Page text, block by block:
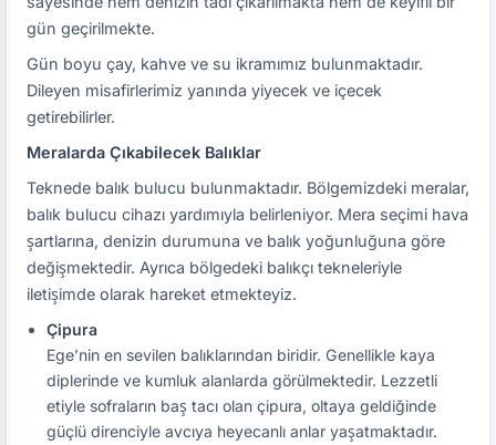
gün geçirilmekte.
Gün boyu çay, kahve ve su ikramımız bulunmaktadır.
Dileyen misafirlerimiz yanında yiyecek ve içecek
getirebilirler.
Meralarda Çıkabilecek Balıklar
Teknede balık bulucu bulunmaktadır. Bölgemizdeki meralar,
balık bulucu cihazı yardımıyla belirleniyor. Mera seçimi hava
şartlarına, denizin durumuna ve balık yoğunluğuna göre
değişmektedir. Ayrıca bölgedeki balıkçı tekneleriyle
iletişimde olarak hareket etmekteyiz.
Çipura
Ege’nin en sevilen balıklarından biridir. Genellikle kaya
diplerinde ve kumluk alanlarda görülmektedir. Lezzetli
etiyle sofraların baş tacı olan çipura, oltaya geldiğinde
güçlü direnciyle avcıya heyecanlı anlar yaşatmaktadır.